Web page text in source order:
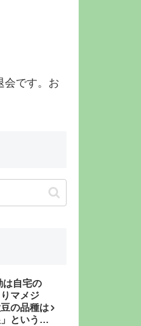
会です。お
は自宅の
マメジ
の品種は
」という枝